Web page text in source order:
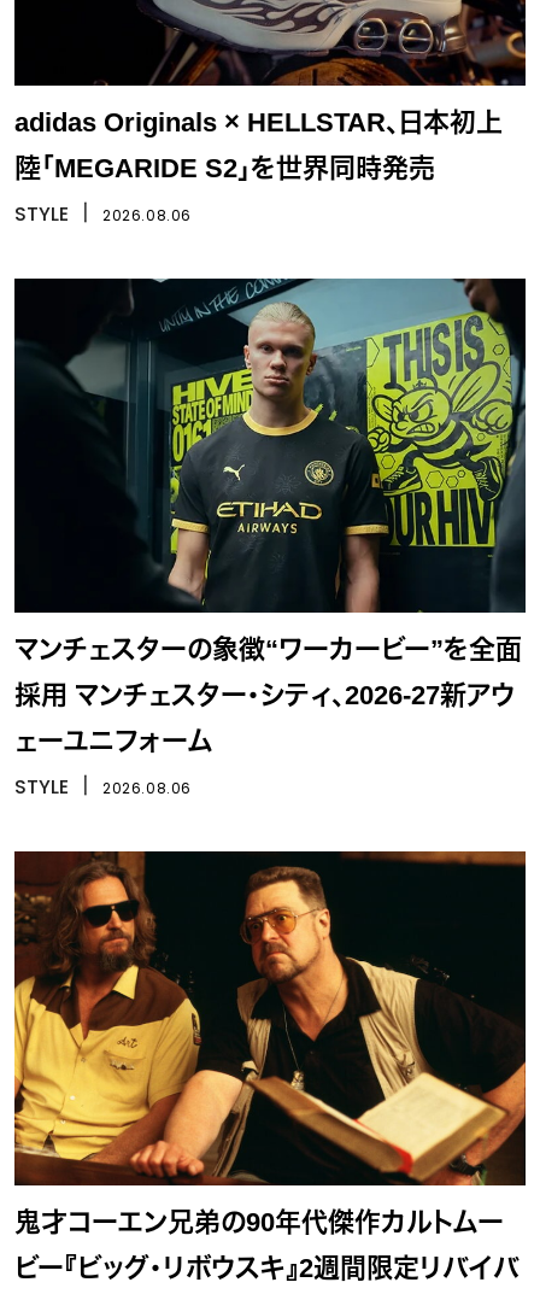
adidas Originals × HELLSTAR、日本初上
陸「MEGARIDE S2」を世界同時発売
STYLE 2026.08.06
マンチェスターの象徴“ワーカービー”を全面
採用 マンチェスター・シティ、2026-27新アウ
ェーユニフォーム
STYLE 2026.08.06
鬼才コーエン兄弟の90年代傑作カルトムー
ビー『ビッグ・リボウスキ』2週間限定リバイバ